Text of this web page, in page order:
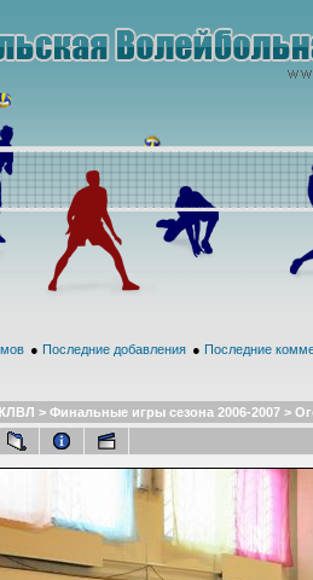
● Последние добавления ● Последние
> Финальные игры сезона 2006-2007 >